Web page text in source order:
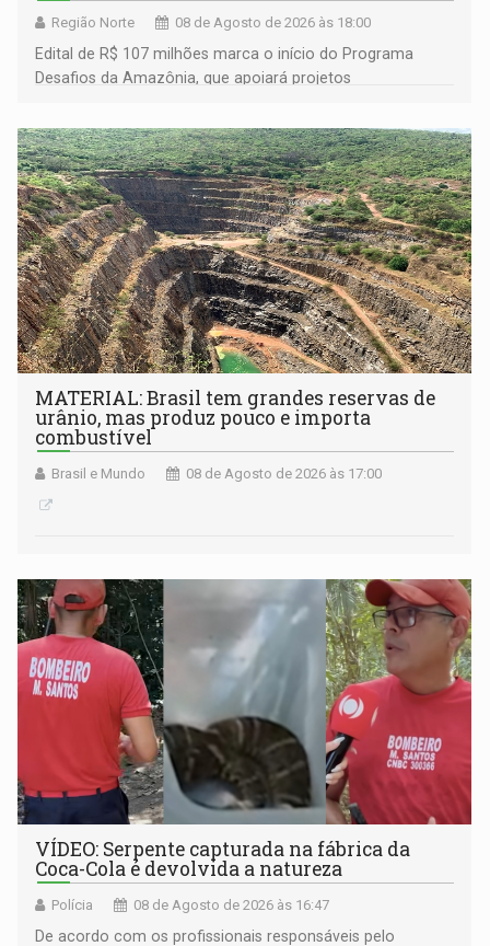
Região Norte 08 de Agosto de 2026 às 18:00
Edital de R$ 107 milhões marca o início do Programa
Desafios da Amazônia, que apoiará projetos
submissão de pré-propostas poderá ser feita até 1º de
setembro
MATERIAL: Brasil tem grandes reservas de
urânio, mas produz pouco e importa
combustível
Brasil e Mundo 08 de Agosto de 2026 às 17:00
VÍDEO: Serpente capturada na fábrica da
Coca-Cola é devolvida a natureza
Polícia 08 de Agosto de 2026 às 16:47
De acordo com os profissionais responsáveis pelo